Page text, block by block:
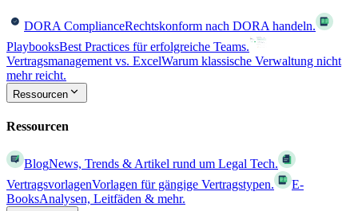
DORA ComplianceRechtskonform nach DORA handeln.
PlaybooksBest Practices für erfolgreiche Teams.
Vertragsmanagement vs. ExcelWarum klassische Verwaltung nicht
mehr reicht.
Ressourcen
Ressourcen
BlogNews, Trends & Artikel rund um Legal Tech.
VertragsvorlagenVorlagen für gängige Vertragstypen.
E-
BooksAnalysen, Leitfäden & mehr.